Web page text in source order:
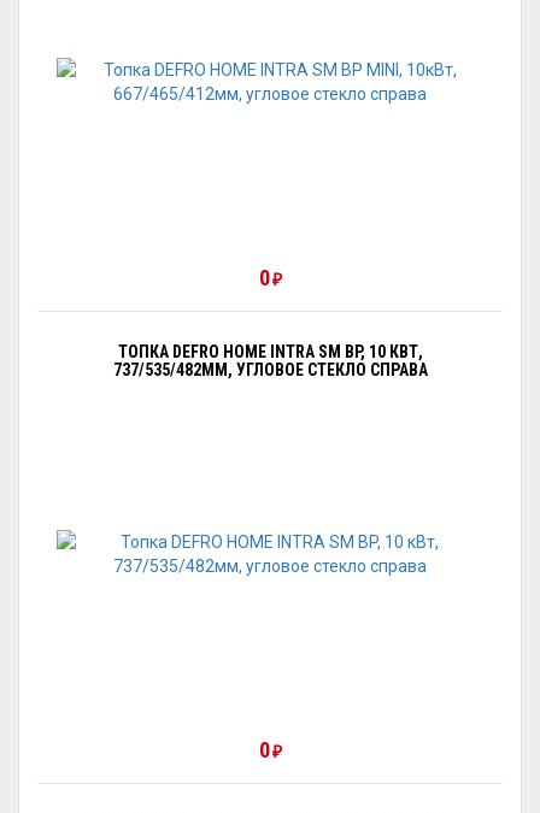
0₽
ТОПКА DEFRO HOME INTRA SM BP, 10 КВТ,
737/535/482ММ, УГЛОВОЕ СТЕКЛО СПРАВА
0₽